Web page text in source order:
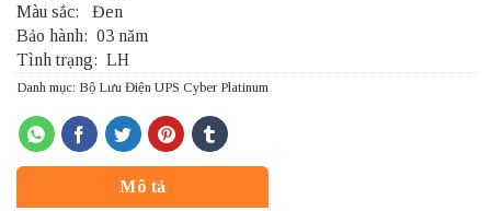
Màu sắc: Đen
Bảo hành: 03 năm
Tình trạng: LH
Danh mục: Bộ Lưu Điện UPS Cyber Platinum
Mô tả